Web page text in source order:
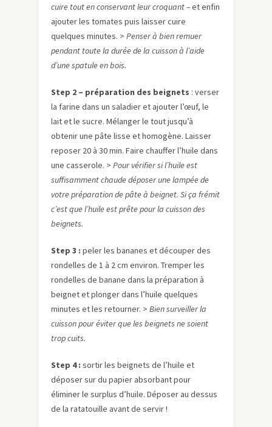
cuire tout en conservant leur croquant –et enfin
ajouter les tomates puis laisser cuire
quelques minutes. > Penser à bien remuer
pendant toute la durée de la cuisson à l’aide
d’une spatule en bois.
Step 2 – préparation des beignets : verser
la farine dans un saladier et ajouter l’œuf, le
lait et le sucre. Mélanger le tout jusqu’à
obtenir une pâte lisse et homogène. Laisser
reposer 20 à 30 min. Faire chauffer l’huile dans
une casserole. > Pour vérifier si l’huile est
suffisamment chaude déposer une lampée de
votre préparation de pâte à beignet. Si ça frémit
c’est que l’huile est prête pour la cuisson des
beignets.
Step 3 : peler les bananes et découper des
rondelles de 1 à 2 cm environ. Tremper les
rondelles de banane dans la préparation à
beignet et plonger dans l’huile quelques
minutes et les retourner. > Bien surveiller la
cuisson pour éviter que les beignets ne soient
trop cuits.
Step 4 : sortir les beignets de l’huile et
déposer sur du papier absorbant pour
éliminer le surplus d’huile. Déposer au dessus
de la ratatouille avant de servir !